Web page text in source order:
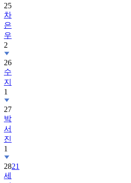
25
차
은
우
2
26
수
지
1
27
박
서
진
1
2821
세